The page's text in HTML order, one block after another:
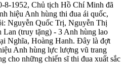
8-1952, Chủ tịch Hồ Chí Minh đã
hiệu Anh hùng thi đua ái quốc,
Nguyễn Quốc Trị, Nguyễn Thị
(truy tặng) - 3 Anh hùng lao
Nghĩa, Hoàng Hanh. Đây là đợt
Anh hùng lực lượng vũ trang
cho những chiến sĩ thi đua xuất sắc